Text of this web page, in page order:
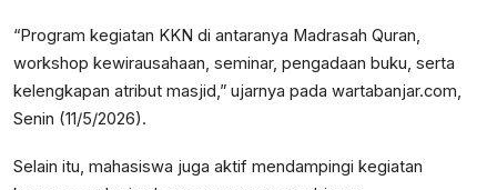
“Program kegiatan KKN di antaranya Madrasah Quran,
workshop kewirausahaan, seminar, pengadaan buku, serta
kelengkapan atribut masjid,” ujarnya pada wartabanjar.com,
Senin (11/5/2026).
Selain itu, mahasiswa juga aktif mendampingi kegiatan